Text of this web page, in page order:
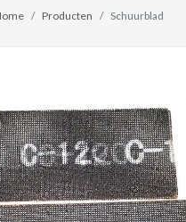
Producten Schuurblad